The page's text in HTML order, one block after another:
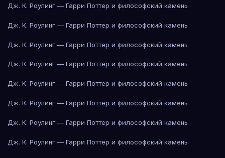
Дж. К. Роулинг — Гарри Поттер и философский камень
Дж. К. Роулинг — Гарри Поттер и философский камень
Дж. К. Роулинг — Гарри Поттер и философский камень
Дж. К. Роулинг — Гарри Поттер и философский камень
Дж. К. Роулинг — Гарри Поттер и философский камень
Дж. К. Роулинг — Гарри Поттер и философский камень
Дж. К. Роулинг — Гарри Поттер и философский камень
Дж. К. Роулинг — Гарри Поттер и философский камень